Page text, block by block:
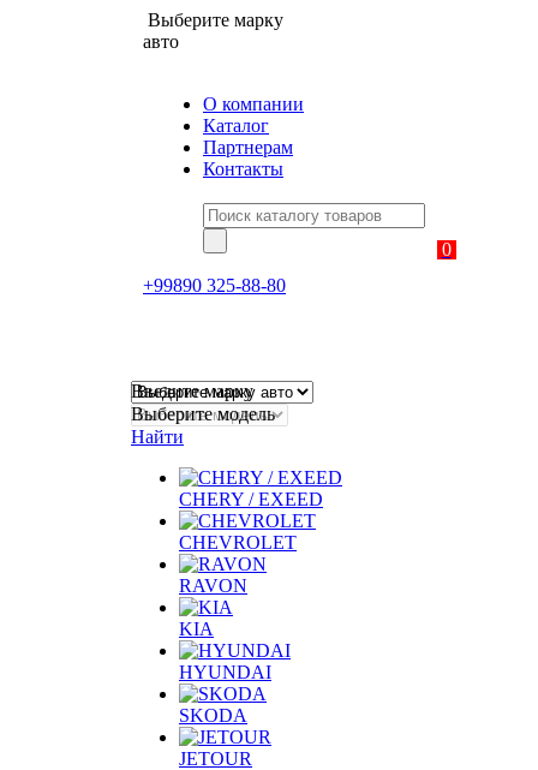
Выберите марку
авто
О компании
Каталог
Партнерам
Контакты
0
+99890 325-88-80
Введите марку
Выберите модель
Найти
CHERY / EXEED
CHEVROLET
RAVON
KIA
HYUNDAI
SKODA
JETOUR